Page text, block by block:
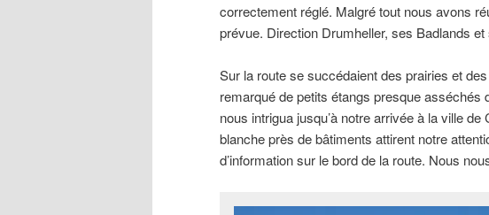
correctement réglé. Malgré tout nous avons
prévue. Direction Drumheller, ses Badlands
Sur la route se succédaient des prairies et
remarqué de petits étangs presque asséchés
nous intrigua jusqu’à notre arrivée à la ville
blanche près de bâtiments attirent notre
d’information sur le bord de la route. Nous